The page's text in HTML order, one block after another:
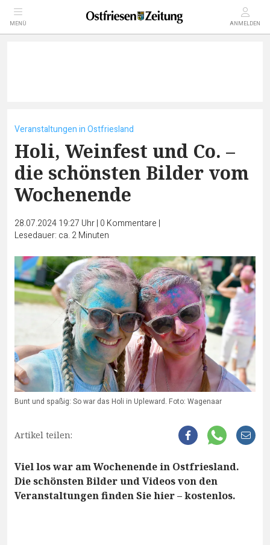
MENÜ ANMELDEN
Veranstaltungen in Ostfriesland
Holi, Weinfest und Co. –
die schönsten Bilder vom
Wochenende
28.07.2024 19:27 Uhr| 0 Kommentare |
Lesedauer: ca. 2 Minuten
Bunt und spaßig: So war das Holi in Upleward. Foto: Wagenaar
Artikel teilen:
Viel los war am Wochenende in Ostfriesland.
Die schönsten Bilder und Videos von den
Veranstaltungen finden Sie hier – kostenlos.